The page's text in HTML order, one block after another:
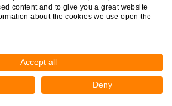
content and to give you a great website
about the cookies we use open the
Accept all
Deny